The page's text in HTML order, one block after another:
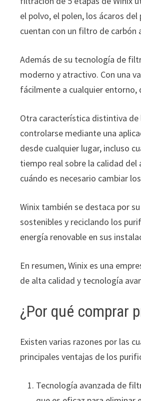
el polvo, el polen, los ácaros
cuentan con un filtro de carbón
Además de su tecnología de
moderno y atractivo. Con una
fácilmente a cualquier entorno,
Otra característica distintiva de
controlarse mediante una
desde cualquier lugar, incluso
tiempo real sobre la calidad
cuándo es necesario cambiar
Winix también se destaca por
sostenibles y reciclando los
energía renovable en sus
En resumen, Winix es una
de alta calidad y tecnología
¿Por qué comprar
Existen varias razones por las
principales ventajas de los
Tecnología avanzada de